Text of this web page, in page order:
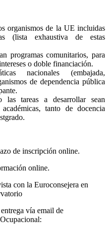
organismos de la UE incluidas
(lista exhaustiva de estas
programas comunitarios, para
o doble financiación.
nacionales (embajada,
de dependencia pública
las tareas a desarrollar sean
tanto de docencia
de inscripción online.
online.
con la Euroconsejera en
vía email de